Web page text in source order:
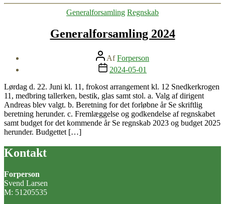
Kategorier
Generalforsamling Regnskab
Generalforsamling 2024
Indlægsforfatter
AfForperson
Indlægsdato
2024-05-01
Lørdag d. 22. Juni kl. 11, frokost arrangement kl. 12 Snedkerkrogen
11, medbring tallerken, bestik, glas samt stol. a. Valg af dirigent
Andreas blev valgt. b. Beretning for det forløbne år Se skriftlig
beretning herunder. c. Fremlæggelse og godkendelse af regnskabet
samt budget for det kommende år Se regnskab 2023 og budget 2025
herunder. Budgettet […]
Kontakt
Forperson
Svend Larsen
M: 51205535